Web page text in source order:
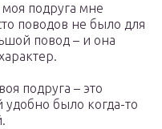
моя подруга мне
поводов не было для
повод – и она
подруга – это
удобно было когда-то